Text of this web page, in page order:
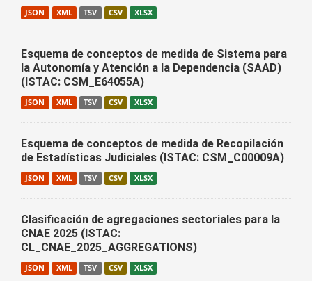
JSON XML TSV CSV XLSX
Esquema de conceptos de medida de Sistema para
la Autonomía y Atención a la Dependencia (SAAD)
(ISTAC: CSM_E64055A)
JSON XML TSV CSV XLSX
Esquema de conceptos de medida de Recopilación
de Estadísticas Judiciales (ISTAC: CSM_C00009A)
JSON XML TSV CSV XLSX
Clasificación de agregaciones sectoriales para la
CNAE 2025 (ISTAC:
CL_CNAE_2025_AGGREGATIONS)
JSON XML TSV CSV XLSX